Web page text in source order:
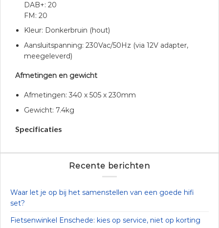
DAB+: 20
FM: 20
Kleur: Donkerbruin (hout)
Aansluitspanning: 230Vac/50Hz (via 12V adapter,
meegeleverd)
Afmetingen en gewicht
Afmetingen: 340 x 505 x 230mm
Gewicht: 7.4kg
Specificaties
Recente berichten
Waar let je op bij het samenstellen van een goede hifi
set?
Fietsenwinkel Enschede: kies op service, niet op korting